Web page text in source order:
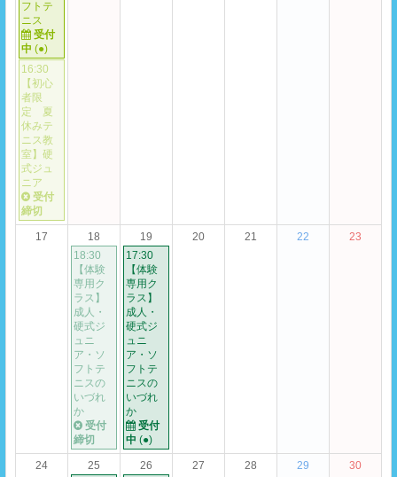
フトテ
ニス
受付
中 (●)
16:30
【初心
者限
定 夏
休みテ
ニス教
室】硬
式ジュ
ニア
受付
締切
17
18
18:30
【体験
専用ク
ラス】
成人・
硬式ジ
ュニ
ア・ソ
フトテ
ニスの
いづれ
か
受付
締切
19
17:30
【体験
専用ク
ラス】
成人・
硬式ジ
ュニ
ア・ソ
フトテ
ニスの
いづれ
か
受付
中 (●)
20 21 22 23
24
25
26
27 28 29 30